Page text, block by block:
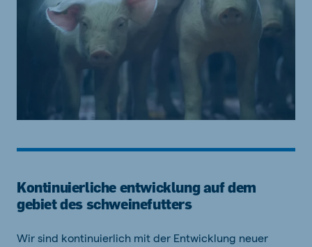
Kontinuierliche entwicklung auf dem
gebiet des schweinefutters
Wir sind kontinuierlich mit der Entwicklung neuer